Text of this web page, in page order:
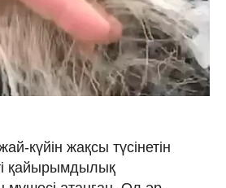
күйін жақсы түсінетін
қайырымдылық